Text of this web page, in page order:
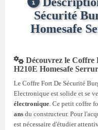
Sécurité
Homesafe
Découvrez le
H210E Homesafe
Le Coffre Fort De Sécurité
Electronique est solide et se
électronique. Ce petit coffre
ans du constructeur. Pour
est nécessaire d'étudier